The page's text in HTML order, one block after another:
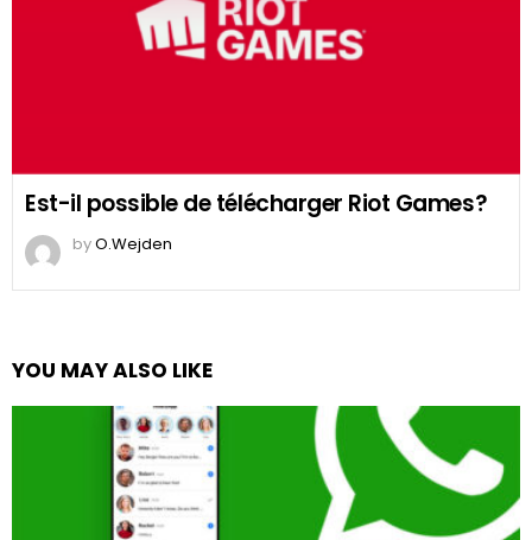
Est-il possible de télécharger Riot Games?
byO.Wejden
YOU MAY ALSO LIKE